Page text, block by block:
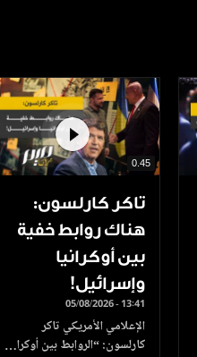
0.45
تاكر كارلسون:
هناك روابط خفية
بين أوكرانيا
وإسرائيل!
05/08/2026 - 13:41
الإعلامي الأمريكي تاكر
كارلسون: “الروابط بين أوكرا…